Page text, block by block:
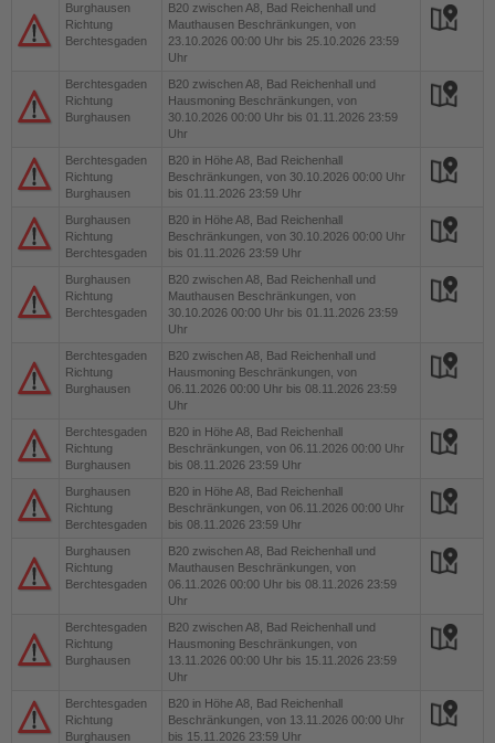
Burghausen
Richtung
Berchtesgaden
B20 zwischen A8, Bad Reichenhall und
Mauthausen Beschränkungen, von
23.10.2026 00:00 Uhr bis 25.10.2026 23:59
Uhr
Berchtesgaden
Richtung
Burghausen
B20 zwischen A8, Bad Reichenhall und
Hausmoning Beschränkungen, von
30.10.2026 00:00 Uhr bis 01.11.2026 23:59
Uhr
Berchtesgaden
Richtung
Burghausen
B20 in Höhe A8, Bad Reichenhall
Beschränkungen, von 30.10.2026 00:00 Uhr
bis 01.11.2026 23:59 Uhr
Burghausen
Richtung
Berchtesgaden
B20 in Höhe A8, Bad Reichenhall
Beschränkungen, von 30.10.2026 00:00 Uhr
bis 01.11.2026 23:59 Uhr
Burghausen
Richtung
Berchtesgaden
B20 zwischen A8, Bad Reichenhall und
Mauthausen Beschränkungen, von
30.10.2026 00:00 Uhr bis 01.11.2026 23:59
Uhr
Berchtesgaden
Richtung
Burghausen
B20 zwischen A8, Bad Reichenhall und
Hausmoning Beschränkungen, von
06.11.2026 00:00 Uhr bis 08.11.2026 23:59
Uhr
Berchtesgaden
Richtung
Burghausen
B20 in Höhe A8, Bad Reichenhall
Beschränkungen, von 06.11.2026 00:00 Uhr
bis 08.11.2026 23:59 Uhr
Burghausen
Richtung
Berchtesgaden
B20 in Höhe A8, Bad Reichenhall
Beschränkungen, von 06.11.2026 00:00 Uhr
bis 08.11.2026 23:59 Uhr
Burghausen
Richtung
Berchtesgaden
B20 zwischen A8, Bad Reichenhall und
Mauthausen Beschränkungen, von
06.11.2026 00:00 Uhr bis 08.11.2026 23:59
Uhr
Berchtesgaden
Richtung
Burghausen
B20 zwischen A8, Bad Reichenhall und
Hausmoning Beschränkungen, von
13.11.2026 00:00 Uhr bis 15.11.2026 23:59
Uhr
Berchtesgaden
Richtung
Burghausen
B20 in Höhe A8, Bad Reichenhall
Beschränkungen, von 13.11.2026 00:00 Uhr
bis 15.11.2026 23:59 Uhr